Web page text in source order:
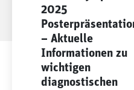
2025
– Aktuelle
Informationen zu
wichtigen
diagnostischen